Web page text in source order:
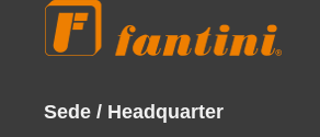
Sede / Headquarter